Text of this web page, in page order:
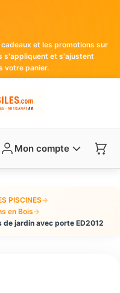
et les promotions sur
s'appliquent et s'ajustent
votre panier.
Mon compte
PISCINES→
en Bois→
de jardin avec porte ED2012